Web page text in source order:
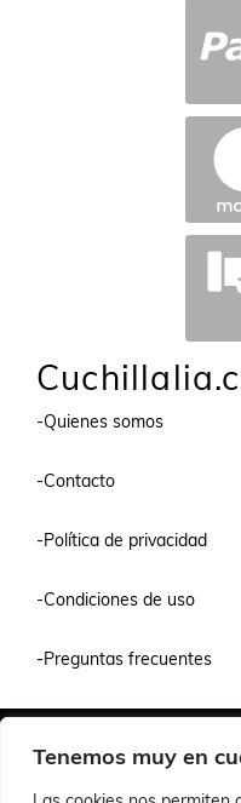
Tenemos muy en
-Quienes somos
-Contacto
-Política de privacidad
-Condiciones de uso
-Preguntas frecuentes
©